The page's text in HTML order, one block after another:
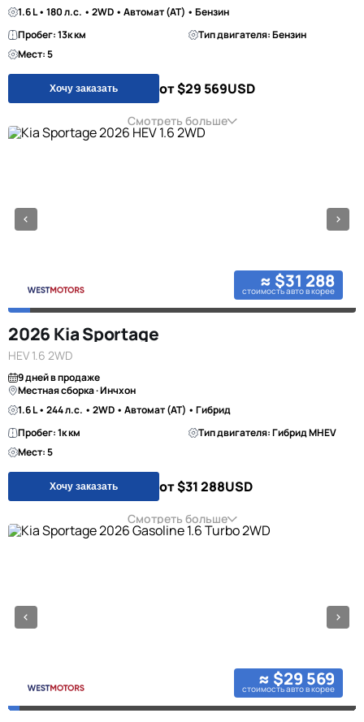
1.6 L • 180 л.с. • 2WD • Автомат (AT) • Бензин
Пробег: 13к км
Тип двигателя: Бензин
Мест: 5
Хочу заказать от $29 569USD
Смотреть больше
≈ $31 288
стоимость авто в корее
2026 Kia Sportage
HEV 1.6 2WD
9 дней в продаже
Местная сборка · Инчхон
1.6 L • 244 л.с. • 2WD • Автомат (AT) • Гибрид
Пробег: 1к км
Тип двигателя: Гибрид MHEV
Мест: 5
Хочу заказать от $31 288USD
Смотреть больше
≈ $29 569
стоимость авто в корее